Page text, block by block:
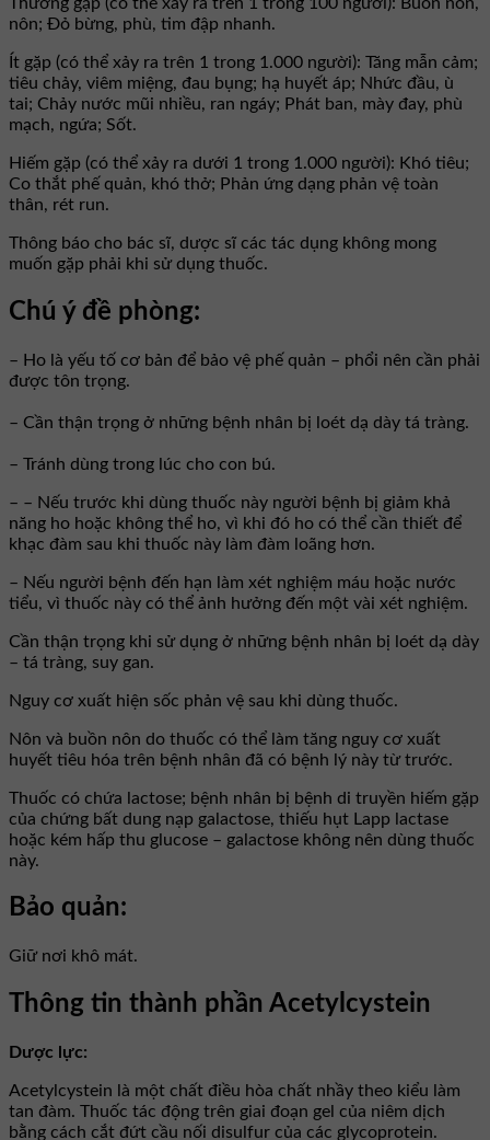
nôn; Đỏ bừng, phù, tim đập nhanh.
Ít gặp (có thể xảy ra trên 1 trong 1.000 người): Tăng mẫn cảm;
tiêu chảy, viêm miệng, đau bụng; hạ huyết áp; Nhức đầu, ù
tai; Chảy nước mũi nhiều, ran ngáy; Phát ban, mày đay, phù
mạch, ngứa; Sốt.
Hiếm gặp (có thể xảy ra dưới 1 trong 1.000 người): Khó tiêu;
Co thắt phế quản, khó thở; Phản ứng dạng phản vệ toàn
thân, rét run.
Thông báo cho bác sĩ, dược sĩ các tác dụng không mong
muốn gặp phải khi sử dụng thuốc.
Chú ý đề phòng:
– Ho là yếu tố cơ bản để bảo vệ phế quản – phổi nên cần phải
được tôn trọng.
– Cần thận trọng ở những bệnh nhân bị loét dạ dày tá tràng.
– Tránh dùng trong lúc cho con bú.
– – Nếu trước khi dùng thuốc này người bệnh bị giảm khả
năng ho hoặc không thể ho, vì khi đó ho có thể cần thiết để
khạc đàm sau khi thuốc này làm đàm loãng hơn.
– Nếu người bệnh đến hạn làm xét nghiệm máu hoặc nước
tiểu, vì thuốc này có thể ảnh hưởng đến một vài xét nghiệm.
Cần thận trọng khi sử dụng ở những bệnh nhân bị loét dạ dày
– tá tràng, suy gan.
Nguy cơ xuất hiện sốc phản vệ sau khi dùng thuốc.
Nôn và buồn nôn do thuốc có thể làm tăng nguy cơ xuất
huyết tiêu hóa trên bệnh nhân đã có bệnh lý này từ trước.
Thuốc có chứa lactose; bệnh nhân bị bệnh di truyền hiếm gặp
của chứng bất dung nạp galactose, thiếu hụt Lapp lactase
hoặc kém hấp thu glucose – galactose không nên dùng thuốc
này.
Bảo quản:
Giữ nơi khô mát.
Thông tin thành phần Acetylcystein
Dược lực:
Acetylcystein là một chất điều hòa chất nhầy theo kiểu làm
tan đàm. Thuốc tác động trên giai đoạn gel của niêm dịch
bằng cách cắt đứt cầu nối disulfur của các glycoprotein.